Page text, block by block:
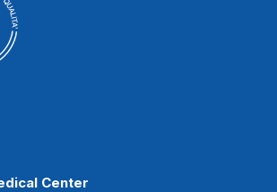
Center